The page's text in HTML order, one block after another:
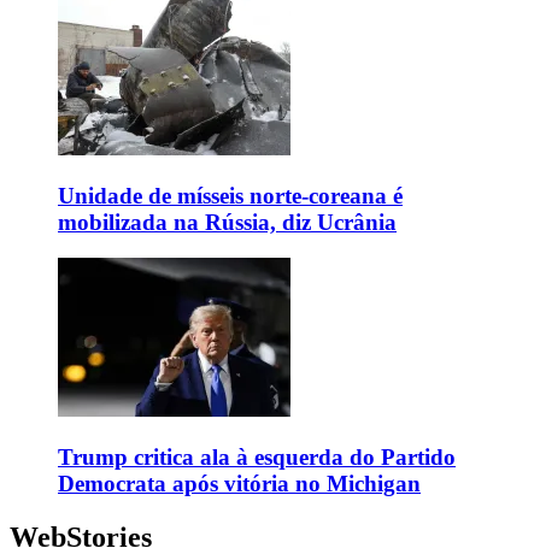
Unidade de mísseis norte-coreana é
mobilizada na Rússia, diz Ucrânia
Trump critica ala à esquerda do Partido
Democrata após vitória no Michigan
WebStories